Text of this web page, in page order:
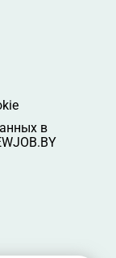
в